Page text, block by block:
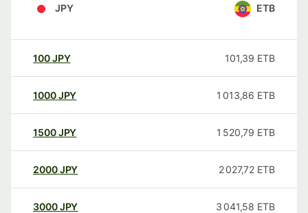
JPY ETB
100JPY 101,39 ETB
1000JPY 1 013,86 ETB
1500JPY 1 520,79 ETB
2000JPY 2 027,72 ETB
3000JPY 3 041,58 ETB